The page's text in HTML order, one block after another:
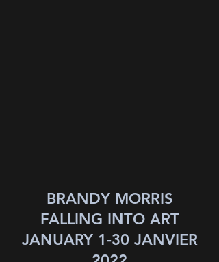
BRANDY MORRIS
FALLING INTO ART
JANUARY 1-30 JANVIER